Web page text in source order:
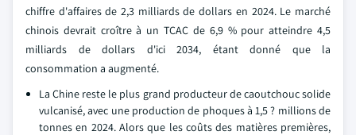
chiffre d'affaires de 2,3 milliards de dollars en 2024. Le marché
chinois devrait croître à un TCAC de 6,9 % pour atteindre 4,5
milliards de dollars d'ici 2034, étant donné que la
consommation a augmenté.
La Chine reste le plus grand producteur de caoutchouc solide
vulcanisé, avec une production de phoques à 1,5 ? millions de
tonnes en 2024. Alors que les coûts des matières premières,